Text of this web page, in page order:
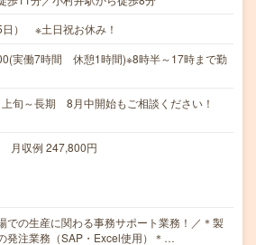
日） ※土日祝お休み！
実働7時間 休憩1時間)※8時半～17時まで勤
旬～長期 8月中開始もご相談ください！
月収例 247,800円
での生産に関わる事務サポート業務！／＊製
発注業務（SAP・Excel使用）＊…